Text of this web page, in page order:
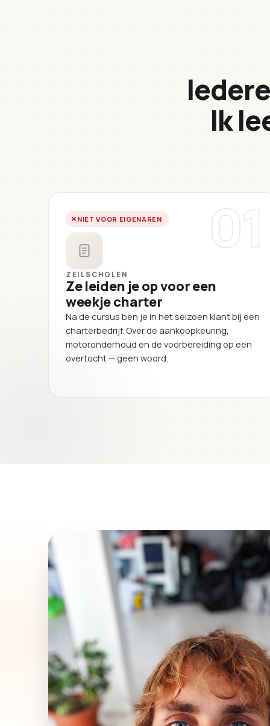
Ik
01
NIET VOOR EIGENAREN
ZEILSCHOLEN
Ze leiden je op voor een
weekje charter
Na de cursus ben je in het seizoen klant bij een
charterbedrijf. Over de aankoopkeuring,
motoronderhoud en de voorbereiding op een
overtocht — geen woord.